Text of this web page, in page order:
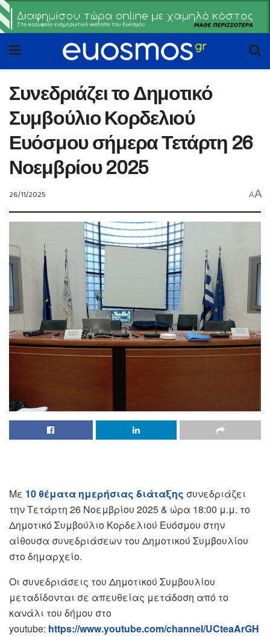
Συνεδριάζει το Δημοτικό
Συμβούλιο Κορδελιού
Ευόσμου σήμερα Τετάρτη 26
Νοεμβρίου 2025
26/11/2025 AA
Με 10 θέματα ημερήσιας διάταξης συνεδριάζει
την Τετάρτη 26 Νοεμβρίου 2025 & ώρα 18:00 μ.μ. το
Δημοτικό Συμβούλιο Κορδελιού Ευόσμου στην
αίθουσα συνεδριάσεων του Δημοτικού Συμβουλίου
στο δημαρχείο.
Οι συνεδριάσεις του Δημοτικού Συμβουλίου
μεταδίδονται σε απευθείας μετάδοση από το
κανάλι του δήμου στο
youtube: https://www.youtube.com/channel/UCteaArGH